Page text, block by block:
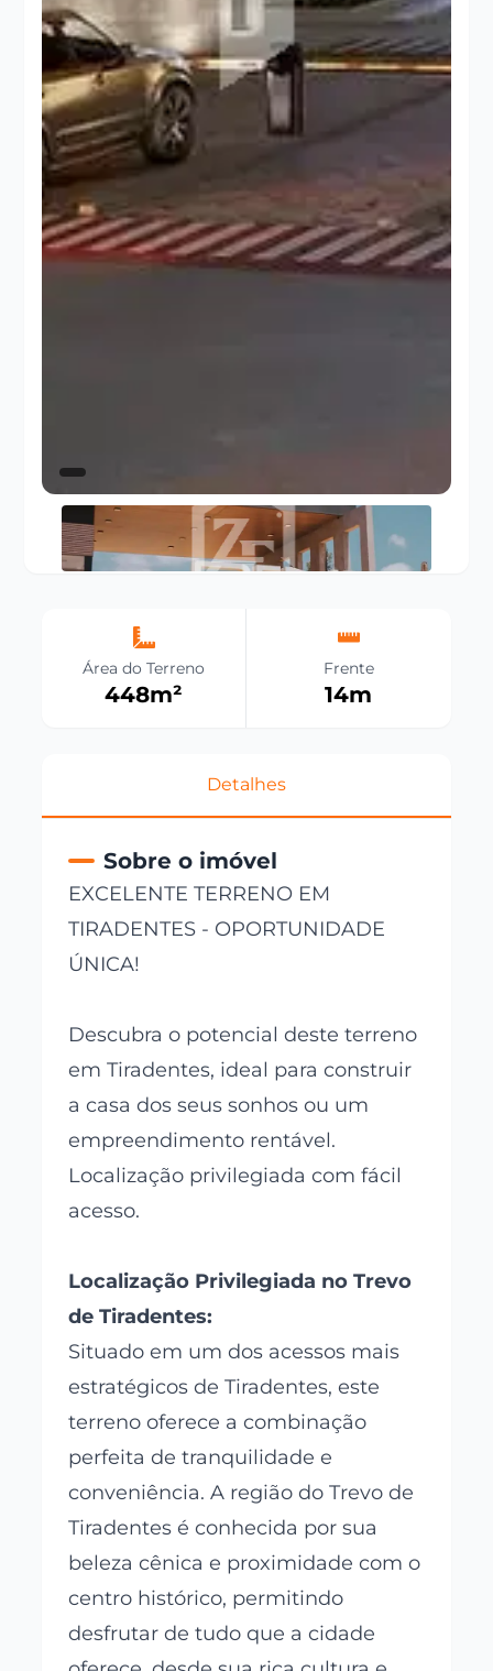
Área do Terreno
448m²
Frente
14m
Detalhes
Sobre o imóvel
EXCELENTE TERRENO EM
TIRADENTES - OPORTUNIDADE
ÚNICA!
Descubra o potencial deste terreno
em Tiradentes, ideal para construir
a casa dos seus sonhos ou um
empreendimento rentável.
Localização privilegiada com fácil
acesso.
Localização Privilegiada no Trevo
de Tiradentes:
Situado em um dos acessos mais
estratégicos de Tiradentes, este
terreno oferece a combinação
perfeita de tranquilidade e
conveniência. A região do Trevo de
Tiradentes é conhecida por sua
beleza cênica e proximidade com o
centro histórico, permitindo
desfrutar de tudo que a cidade